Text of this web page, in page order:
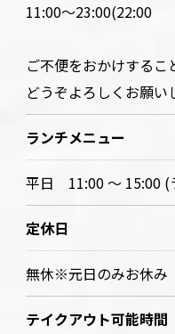
11:00～23:00(22:00
ご不便をおかけするこ
どうぞよろしくお願い
ランチメニュー
平日 11:00 ～ 15:00 (
定休日
無休※元日のみお休み
テイクアウト可能時間